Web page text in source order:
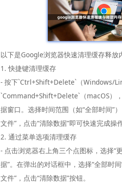
以下是Google浏览器快速清理缓存释放
1. 快捷键清理缓存
- 按下`Ctrl+Shift+Delete`（Windows/
`Command+Shift+Delete`（macOS）
据窗口。选择时间范围（如“全部时间”
文件”，点击“清除数据”即可快速完成操作
2. 通过菜单选项清理缓存
- 点击浏览器右上角三个点图标，选择“
据”。在弹出的对话框中，选择“全部时
文件”，点击“清除数据”按钮。